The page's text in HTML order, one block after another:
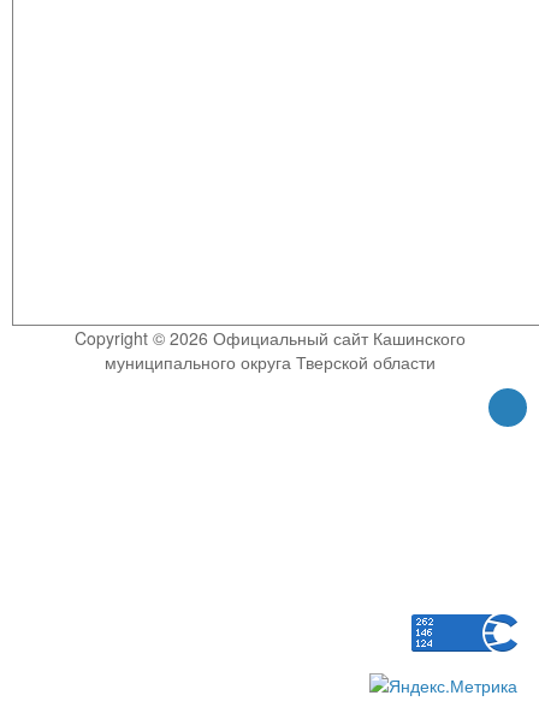
Copyright © 2026 Официальный сайт Кашинского
муниципального округа Тверской области